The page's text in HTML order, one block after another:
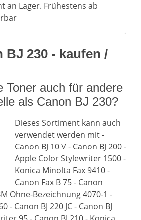
an Lager. Frühestens ab
BJ 230 - kaufen /
Toner auch für andere
als Canon BJ 230?
Dieses Sortiment kann auch
verwendet werden mit -
Canon BJ 10 V - Canon BJ 200 -
Apple Color Stylewriter 1500 -
Konica Minolta Fax 9410 -
Canon Fax B 75 - Canon
Ohne-Bezeichnung 4070-1 -
- Canon BJ 220 JC - Canon BJ